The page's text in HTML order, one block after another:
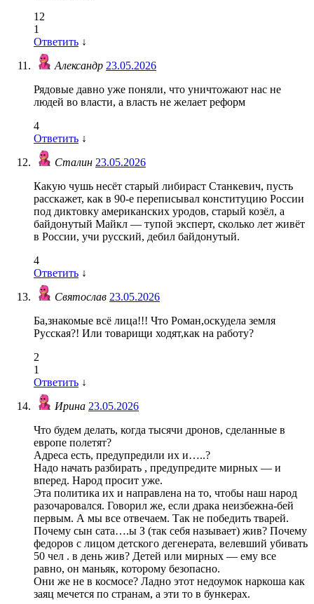
12
1
Ответить ↓
Александр 23.05.2026
Рядовые давно уже поняли, что уничтожают нас не
людей во власти, а власть не желает реформ
4
Ответить ↓
Сталин 23.05.2026
Какую чушь несёт старый либираст Станкевич, пусть
расскажет, как в 90-е переписывал конституцию России
под диктовку американских уродов, старый козёл, а
байдонутый Майкл — тупой эксперт, сколько лет живёт
в России, учи русский, дебил байдонутый.
4
Ответить ↓
Святослав 23.05.2026
Ба,знакомые всё лица!!! Что Роман,оскудела земля
Русская?! Или товарищи ходят,как на работу?
2
1
Ответить ↓
Ирина 23.05.2026
Что будем делать, когда тысячи дронов, сделанные в
европе полетят?
Адреса есть, предупредили их и…..?
Надо начать разбирать , предупредите мирных — и
вперед. Народ просит уже.
Эта политика их и направлена на то, чтобы наш народ
разочаровался. Говорил же, если драка неизбежна-бей
первым. А мы все отвечаем. Так не победить тварей.
Почему сын сата….ы З (так себя называет) жив? Почему
федоров с лицом детского дегенерата, велевший убивать
50 чел . в день жив? Детей или мирных — ему все
равно, он маньяк, которому безопасно.
Они же не в космосе? Ладно этот недоумок наркоша как
заяц мечется по странам, а эти то в бункерах.